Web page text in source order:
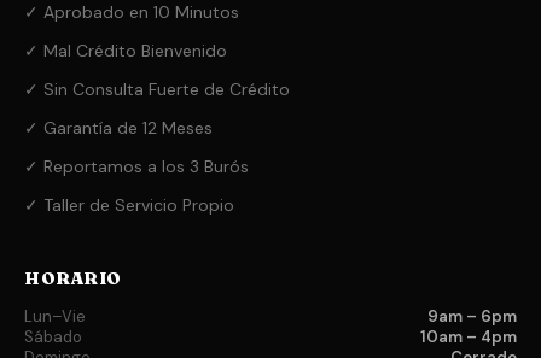
✓ Aprobado en 10 Minutos
✓ Mal Crédito Bienvenido
✓ Sin Consulta Fuerte de Crédito
✓ Garantía de 12 Meses
✓ Reportamos a los 3 Burós
✓ Taller de Servicio Propio
HORARIO
Lun–Vie
9am – 6pm
Sábado
10am – 4pm